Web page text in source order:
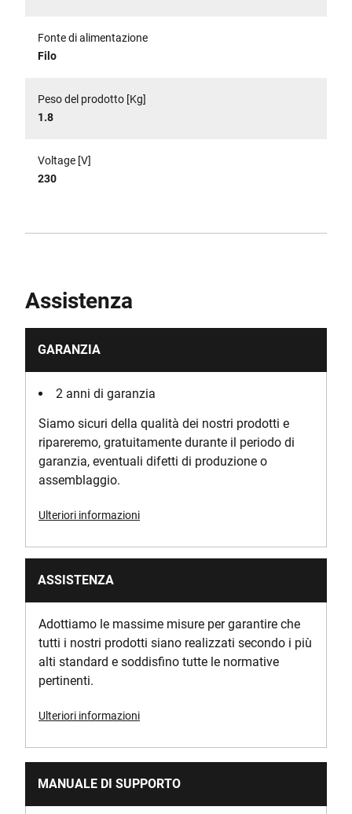
Fonte di alimentazione
Filo
Peso del prodotto [Kg]
1.8
Voltage [V]
230
Assistenza
GARANZIA
2 anni di garanzia
Siamo sicuri della qualità dei nostri prodotti e
ripareremo, gratuitamente durante il periodo di
garanzia, eventuali difetti di produzione o
assemblaggio.
Ulteriori informazioni
ASSISTENZA
Adottiamo le massime misure per garantire che
tutti i nostri prodotti siano realizzati secondo i più
alti standard e soddisfino tutte le normative
pertinenti.
Ulteriori informazioni
MANUALE DI SUPPORTO